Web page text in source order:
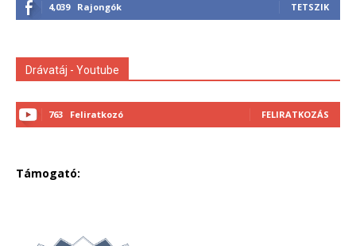
4,039 Rajongók TETSZIK
Drávatáj - Youtube
763 Feliratkozó FELIRATKOZÁS
Támogató: